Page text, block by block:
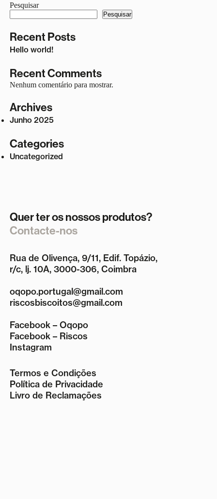
Pesquisar
Pesquisar
Recent Posts
Hello world!
Recent Comments
Nenhum comentário para mostrar.
Archives
Junho 2025
Categories
Uncategorized
Quer ter os nossos produtos?
Contacte-nos
Rua de Olivença, 9/11, Edif. Topázio,
r/c, lj. 10A, 3000-306, Coimbra
oqopo.portugal@gmail.com
riscosbiscoitos@gmail.com
Facebook – Oqopo
Facebook – Riscos
Instagram
Termos e Condições
Política de Privacidade
Livro de Reclamações